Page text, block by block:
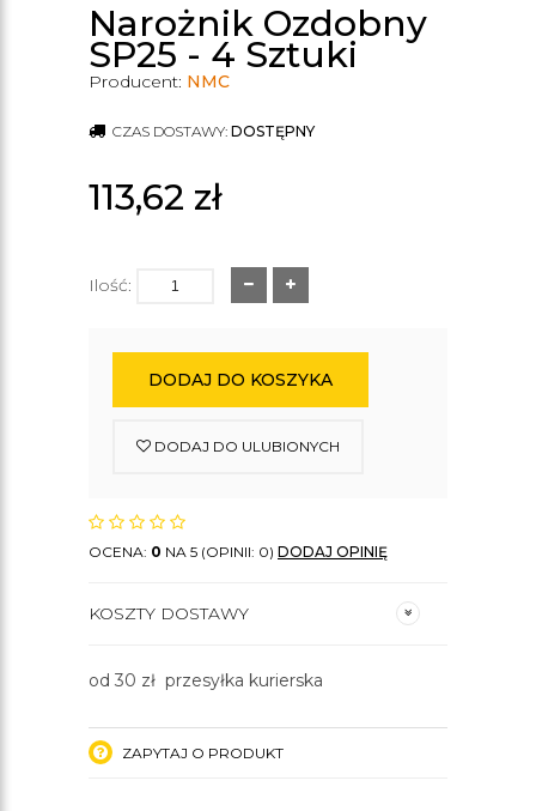
Narożnik Ozdobny
SP25 - 4 Sztuki
Producent: NMC
CZAS DOSTAWY: DOSTĘPNY
113,62 zł
Ilość:
DODAJ DO KOSZYKA
DODAJ DO ULUBIONYCH
OCENA: 0 NA 5 (OPINII: 0) DODAJ OPINIĘ
KOSZTY DOSTAWY
od 30 zł przesyłka kurierska
ZAPYTAJ O PRODUKT